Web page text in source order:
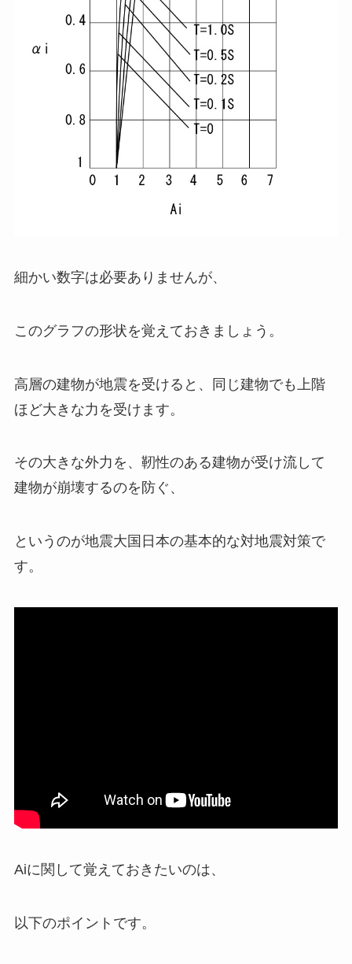
細かい数字は必要ありませんが、
このグラフの形状を覚えておきましょう。
高層の建物が地震を受けると、同じ建物でも上階
ほど大きな力を受けます。
その大きな外力を、靭性のある建物が受け流して
建物が崩壊するのを防ぐ、
というのが地震大国日本の基本的な対地震対策で
す。
Aiに関して覚えておきたいのは、
以下のポイントです。